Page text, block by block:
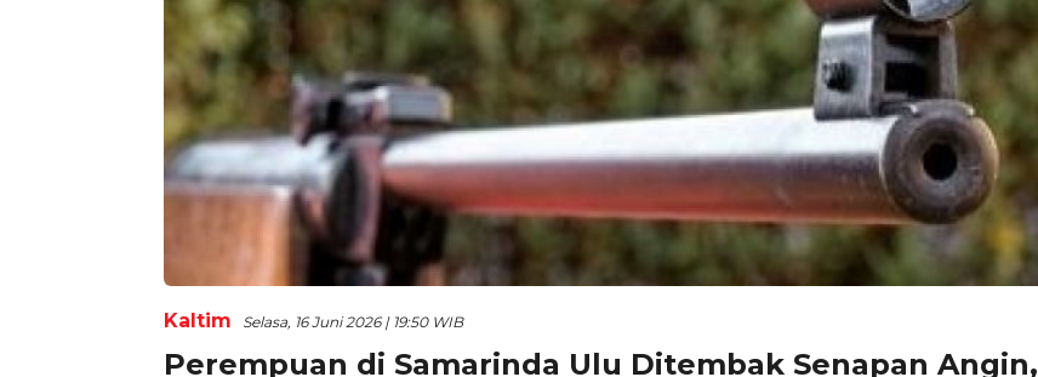
Kaltim Selasa, 16 Juni 2026 | 19:50 WIB
Perempuan di Samarinda Ulu Ditembak Senapan Angin,